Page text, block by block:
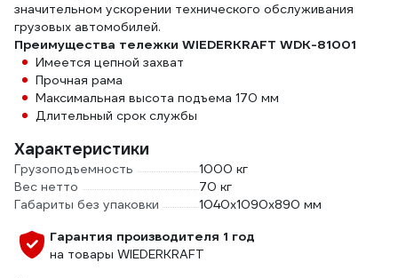
значительном ускорении технического обслуживания
грузовых автомобилей.
Преимущества тележки WIEDERKRAFT WDK-81001
Имеется цепной захват
Прочная рама
Максимальная высота подъема 170 мм
Длительный срок службы
Характеристики
Грузоподъемность
1000 кг
Вес нетто
70 кг
Габариты без упаковки
1040х1090х890 мм
Гарантия производителя 1 год
на товары WIEDERKRAFT